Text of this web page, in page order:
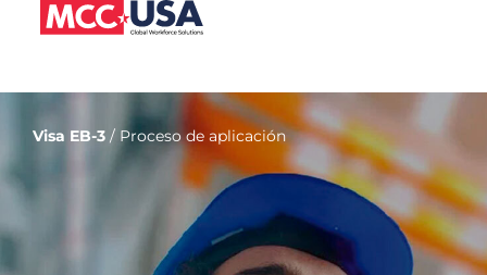
Visa EB-3 / Proceso de aplicación